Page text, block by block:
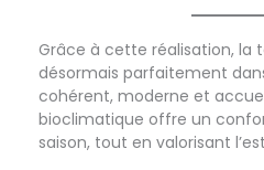
Grâce à cette réalisation, la
désormais parfaitement
cohérent, moderne et
bioclimatique offre un
saison, tout en valorisant